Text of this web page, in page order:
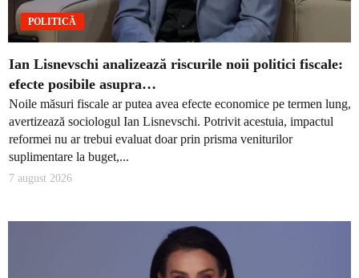
POLITICĂ
Ian Lisnevschi analizează riscurile noii politici fiscale:
efecte posibile asupra…
Noile măsuri fiscale ar putea avea efecte economice pe termen lung,
avertizează sociologul Ian Lisnevschi. Potrivit acestuia, impactul
reformei nu ar trebui evaluat doar prin prisma veniturilor
suplimentare la buget,...
7 august 2026